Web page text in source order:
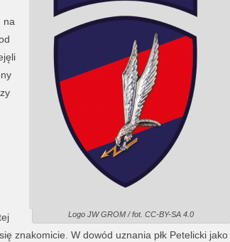
Logo JW GROM / fot. CC-BY-SA 4.0
na
znakomicie. W dowód uznania płk Petelicki jako